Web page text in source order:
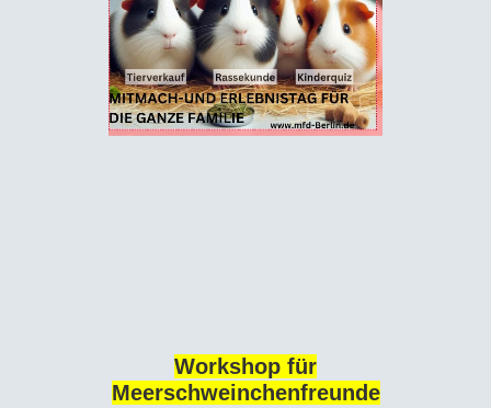
Workshop für
Meerschweinchenfreunde